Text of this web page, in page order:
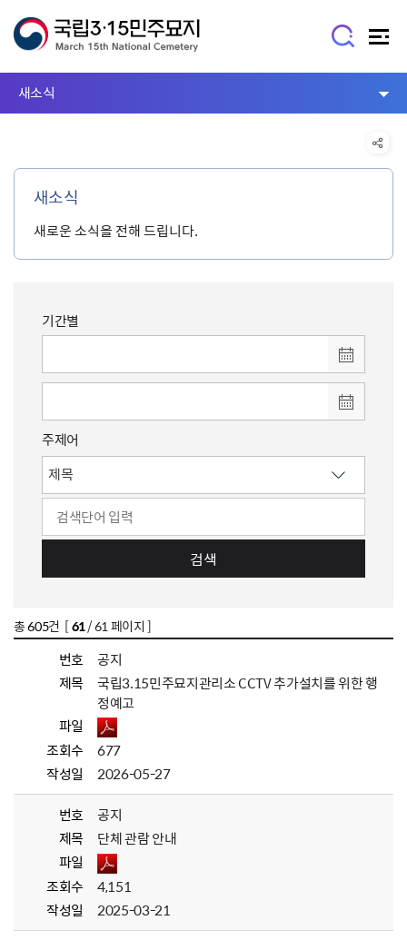
새소식
새소식
새로운 소식을 전해 드립니다.
기간별
주제어
검색
총605건 [61/ 61 페이지 ]
번호
공지
제목
국립3.15민주묘지관리소 CCTV 추가설치를 위한 행
정예고
파일
조회수
677
작성일
2026-05-27
번호
공지
제목
단체 관람 안내
파일
조회수
4,151
작성일
2025-03-21